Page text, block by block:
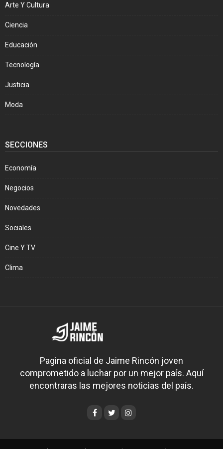
Arte Y Cultura
Ciencia
Educación
Tecnología
Justicia
Moda
SECCIONES
Economía
Negocios
Novedades
Sociales
Cine Y TV
Clima
Pagina oficial de Jaime Rincón joven
comprometido a luchar por un mejor país. Aquí
encontraras las mejores noticias del país.